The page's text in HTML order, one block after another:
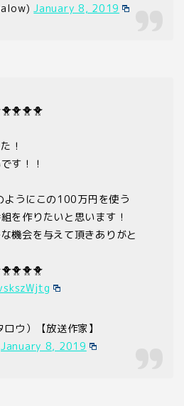
January 8, 2019
！
す！！
うにこの100万円を使う
を作りたいと思います！
機会を与えて頂きありがと
ウ）【放送作家】
January 8, 2019